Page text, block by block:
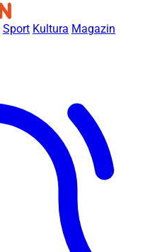
Sport Kultura Magazin